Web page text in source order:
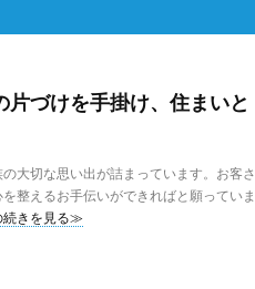
づけを手掛け、住まいと
大切な思い出が詰まっています。お客さ
整えるお手伝いができればと願っていま
続きを見る≫